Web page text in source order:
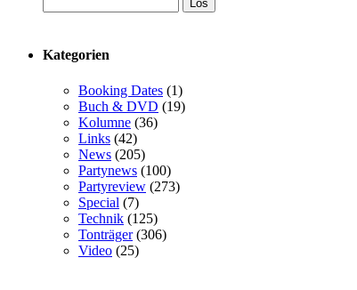
Kategorien
Booking Dates (1)
Buch & DVD (19)
Kolumne (36)
Links (42)
News (205)
Partynews (100)
Partyreview (273)
Special (7)
Technik (125)
Tonträger(306)
Video (25)